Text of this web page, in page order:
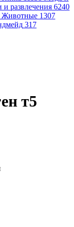
и развлечения 6240
Животные 1307
317
т5